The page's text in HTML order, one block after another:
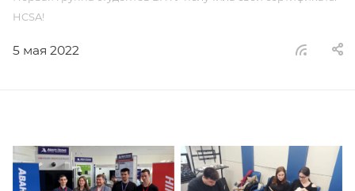
HCSA!
5 мая 2022